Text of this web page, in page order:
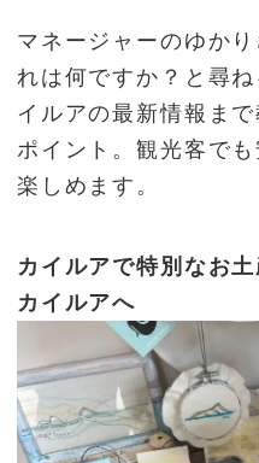
マネージャーのゆか
れは何ですか？と尋
イルアの最新情報ま
ポイント。観光客で
楽しめます。
カイルアで特別なお
カイルアへ